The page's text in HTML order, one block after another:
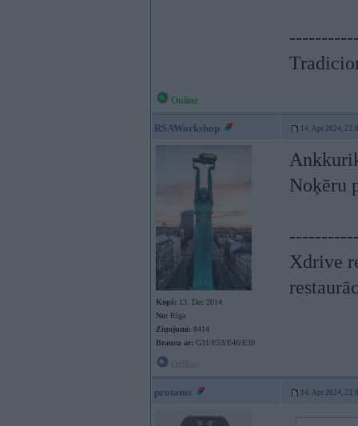
Online
RSAWorkshop 14. Apr 2024,
Kopš: 13. Dec 2014
No: Rīga
Ziņojumi: 8414
Braucu ar: G31/E53/E46/E39
Noķēru
Xdrive
protams 14. Apr 2024,